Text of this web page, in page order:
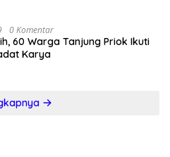
0 Komentar
60 Warga Tanjung Priok Ikuti
Karya